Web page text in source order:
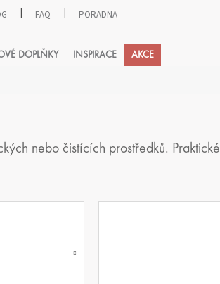
FAQ PORADNA
Nákupní
DOPLŇKY INSPIRACE AKCE
nebo čistících prostředků. Praktické